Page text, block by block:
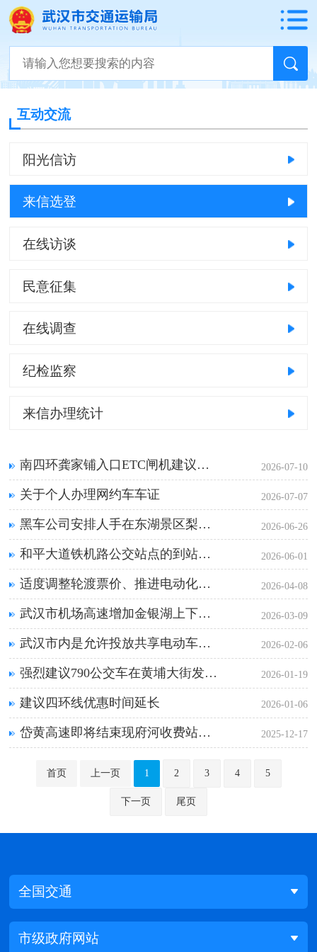
互动交流
阳光信访
来信选登
在线访谈
民意征集
在线调查
纪检监察
来信办理统计
南四环龚家铺入口ETC闸机建议改造优化 2026-07-10
关于个人办理网约车车证 2026-07-07
黑车公司安排人手在东湖景区梨园绿道入口拉客 2026-06-26
和平大道铁机路公交站点的到站提醒显示屏已坏 2026-06-01
适度调整轮渡票价、推进电动化改造的建议 2026-04-08
武汉市机场高速增加金银湖上下匝道 2026-03-09
武汉市内是允许投放共享电动车了吗 2026-02-06
强烈建议790公交车在黄埔大街发展大道站临时增加停靠点 2026-01-19
建议四环线优惠时间延长 2026-01-06
岱黄高速即将结束现府河收费站是否考虑迁移四环旁 2025-12-17
首页 上一页 1 2 3 4 5
下一页 尾页
全国交通
市级政府网站